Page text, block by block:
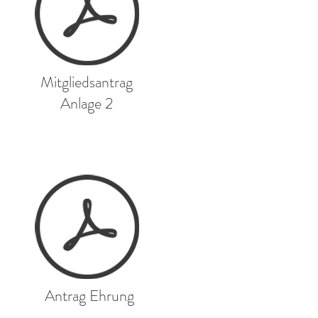
Mitgliedsantrag
Anlage 2
Antrag Ehrung